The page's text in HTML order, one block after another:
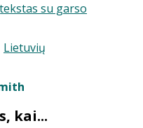
su garso
Lietuvių
kai...